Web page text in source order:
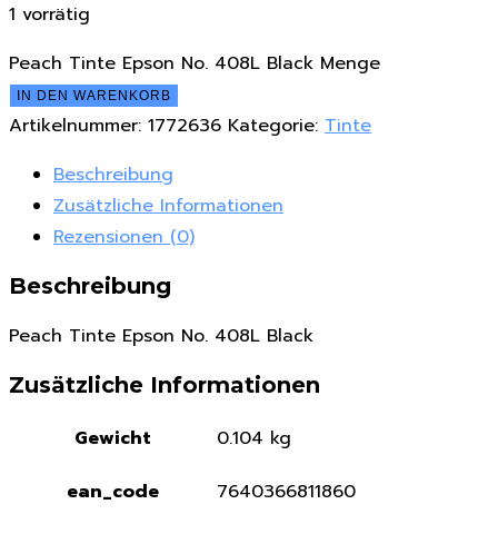
1 vorrätig
Peach Tinte Epson No. 408L Black Menge
IN DEN WARENKORB
Artikelnummer: 1772636 Kategorie: Tinte
Beschreibung
Zusätzliche Informationen
Rezensionen (0)
Beschreibung
Peach Tinte Epson No. 408L Black
Zusätzliche Informationen
Gewicht
0.104 kg
ean_code
7640366811860